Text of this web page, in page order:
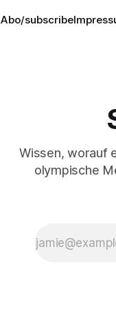
Abo/subscribe
Wissen, worauf
olympische